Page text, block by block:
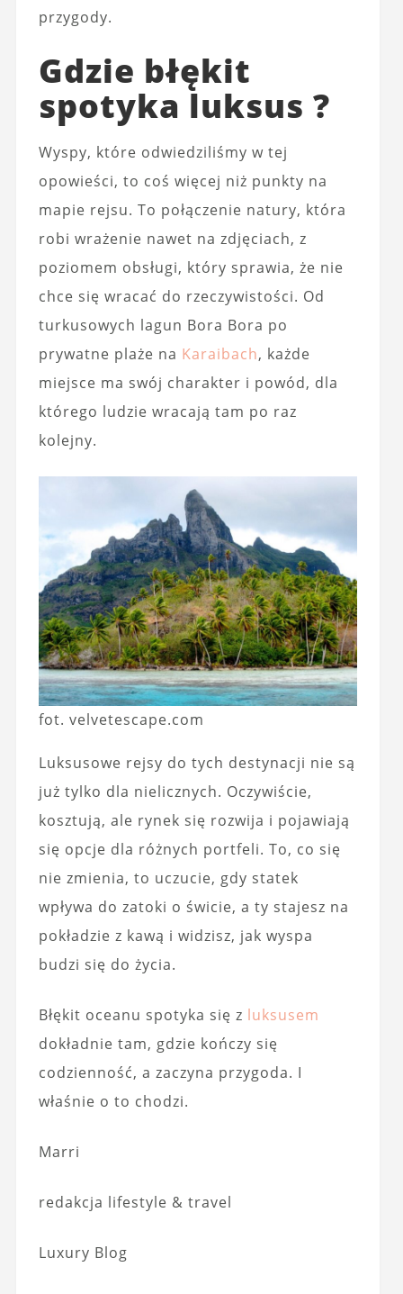
przygody.
Gdzie błękit
spotyka luksus ?
Wyspy, które odwiedziliśmy w tej
opowieści, to coś więcej niż punkty na
mapie rejsu. To połączenie natury, która
robi wrażenie nawet na zdjęciach, z
poziomem obsługi, który sprawia, że nie
chce się wracać do rzeczywistości. Od
turkusowych lagun Bora Bora po
prywatne plaże na Karaibach, każde
miejsce ma swój charakter i powód, dla
którego ludzie wracają tam po raz
kolejny.
fot. velvetescape.com
Luksusowe rejsy do tych destynacji nie są
już tylko dla nielicznych. Oczywiście,
kosztują, ale rynek się rozwija i pojawiają
się opcje dla różnych portfeli. To, co się
nie zmienia, to uczucie, gdy statek
wpływa do zatoki o świcie, a ty stajesz na
pokładzie z kawą i widzisz, jak wyspa
budzi się do życia.
Błękit oceanu spotyka się z luksusem
dokładnie tam, gdzie kończy się
codzienność, a zaczyna przygoda. I
właśnie o to chodzi.
Marri
redakcja lifestyle & travel
Luxury Blog